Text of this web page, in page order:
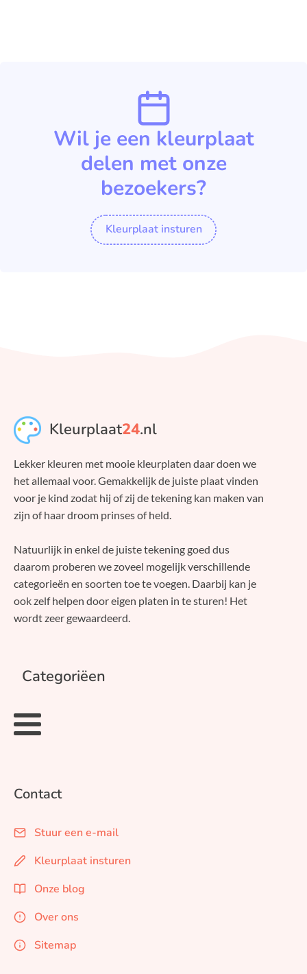
Wil je een kleurplaat
delen met onze
bezoekers?
Kleurplaat insturen
Kleurplaat24.nl
Lekker kleuren met mooie kleurplaten daar doen we
het allemaal voor. Gemakkelijk de juiste plaat vinden
voor je kind zodat hij of zij de tekening kan maken van
zijn of haar droom prinses of held.
Natuurlijk in enkel de juiste tekening goed dus
daarom proberen we zoveel mogelijk verschillende
categorieën en soorten toe te voegen. Daarbij kan je
ook zelf helpen door eigen platen in te sturen! Het
wordt zeer gewaardeerd.
Categoriëen
Contact
Stuur een e-mail
Kleurplaat insturen
Onze blog
Over ons
Sitemap